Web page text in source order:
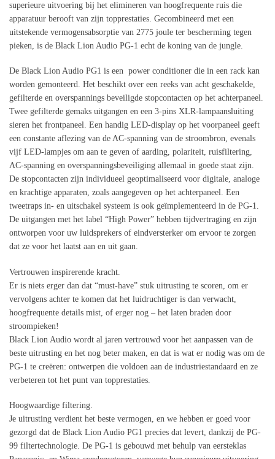
superieure uitvoering bij het elimineren van hoogfrequente ruis die
apparatuur berooft van zijn topprestaties. Gecombineerd met een
uitstekende vermogensabsorptie van 2775 joule ter bescherming tegen
pieken, is de Black Lion Audio PG-1 echt de koning van de jungle.
De Black Lion Audio PG1 is een power conditioner die in een rack kan
worden gemonteerd. Het beschikt over een reeks van acht geschakelde,
gefilterde en overspannings beveiligde stopcontacten op het achterpaneel.
Twee gefilterde gemaks uitgangen en een 3-pins XLR-lampaansluiting
sieren het frontpaneel. Een handig LED-display op het voorpaneel geeft
een constante aflezing van de AC-spanning van de stroombron, evenals
vijf LED-lampjes om aan te geven of aarding, polariteit, ruisfiltering,
AC-spanning en overspanningsbeveiliging allemaal in goede staat zijn.
De stopcontacten zijn individueel geoptimaliseerd voor digitale, analoge
en krachtige apparaten, zoals aangegeven op het achterpaneel. Een
tweetraps in- en uitschakel systeem is ook geïmplementeerd in de PG-1.
De uitgangen met het label “High Power” hebben tijdvertraging en zijn
ontworpen voor uw luidsprekers of eindversterker om ervoor te zorgen
dat ze voor het laatst aan en uit gaan.
Vertrouwen inspirerende kracht.
Er is niets erger dan dat “must-have” stuk uitrusting te scoren, om er
vervolgens achter te komen dat het luidruchtiger is dan verwacht,
hoogfrequente details mist, of erger nog – het laten braden door
stroompieken!
Black Lion Audio wordt al jaren vertrouwd voor het aanpassen van de
beste uitrusting en het nog beter maken, en dat is wat er nodig was om de
PG-1 te creëren: ontwerpen die voldoen aan de industriestandaard en ze
verbeteren tot het punt van topprestaties.
Hoogwaardige filtering.
Je uitrusting verdient het beste vermogen, en we hebben er goed voor
gezorgd dat de Black Lion Audio PG1 precies dat levert, dankzij de PG-
99 filtertechnologie. De PG-1 is gebouwd met behulp van eersteklas